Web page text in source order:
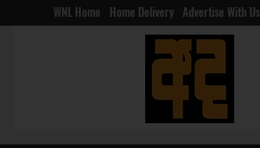
WNL Home Home Delivery Advertise With Us